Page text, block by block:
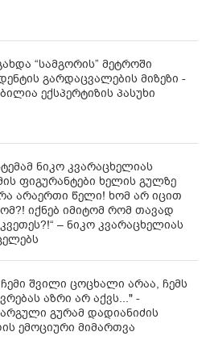
“სამგორის” მეტროში
გარდაცვალების მიზეზი -
ექსპერტიზის პასუხი
ნიკო კვარაცხელიას
ფიგურანტები ხელის გულზე
არაერთი წელი! ხომ არ იცით
იქნებ იმიტომ რომ თავად
– ნიკო კვარაცხელიას
შვილი ცოცხალი არაა, ჩემს
აზრი არ აქვს..." -
გურამ დადიანიძის
ემოციური მიმართვა